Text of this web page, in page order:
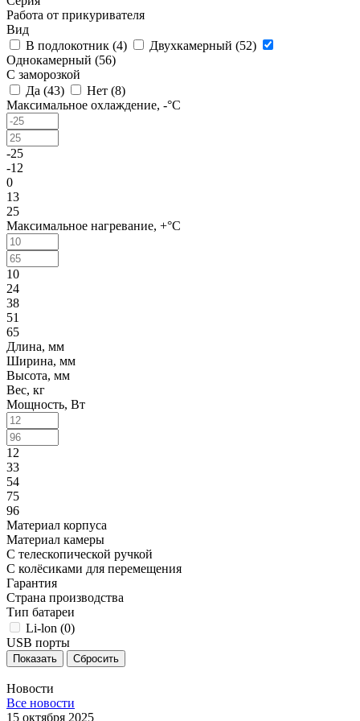
Работа от прикуривателя
Вид
В подлокотник (4) Двухкамерный (52)
Однокамерный (56)
С заморозкой
Да (43) Нет (8)
Максимальное охлаждение, -°C
-25
-12
0
13
25
Максимальное нагревание, +°C
10
24
38
51
65
Длина, мм
Ширина, мм
Высота, мм
Вес, кг
Мощность, Вт
12
33
54
75
96
Материал корпуса
Материал камеры
С телескопической ручкой
С колёсиками для перемещения
Гарантия
Страна производства
Тип батареи
Li-lon (0)
USB порты
Сбросить
Новости
Все новости
15 октября 2025